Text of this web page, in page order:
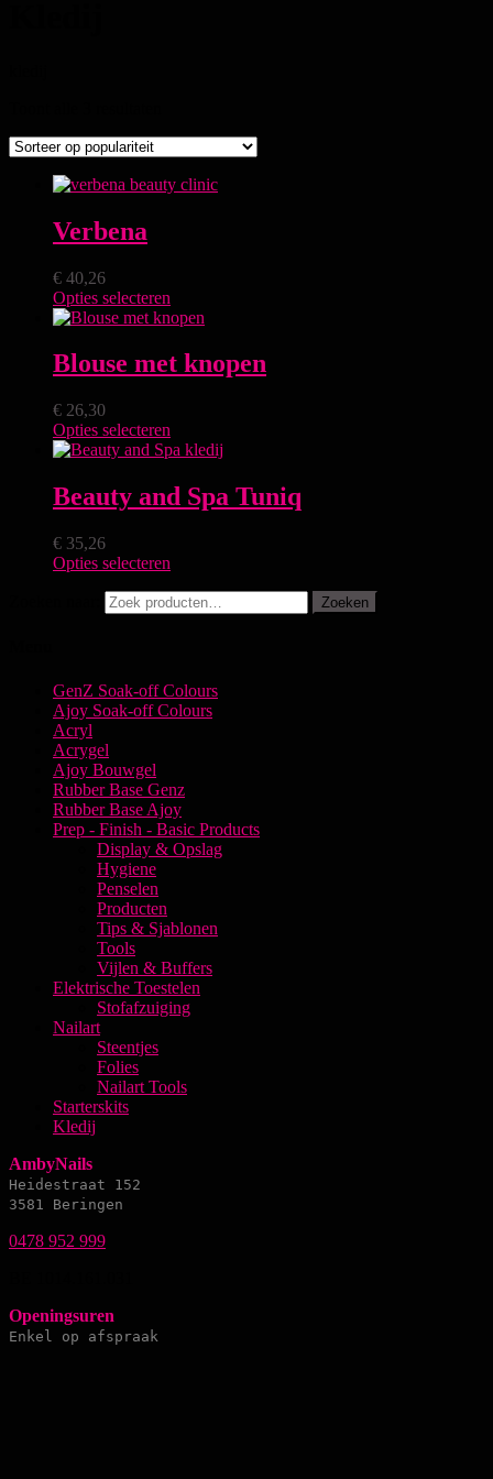
Verbena
€ 40,26
Opties selecteren
Blouse met knopen
€ 26,30
Opties selecteren
Beauty and Spa Tuniq
€ 35,26
Opties selecteren
Zoeken
GenZ Soak-off Colours
Ajoy Soak-off Colours
Acryl
Acrygel
Ajoy Bouwgel
Rubber Base Genz
Rubber Base Ajoy
Prep - Finish - Basic Products
Display & Opslag
Hygiene
Penselen
Producten
Tips & Sjablonen
Tools
Vijlen & Buffers
Elektrische Toestelen
Stofafzuiging
Nailart
Steentjes
Folies
Nailart Tools
Starterskits
Kledij
AmbyNails
Heidestraat 152
3581 Beringen
0478 952 999
Openingsuren
Enkel op afspraak